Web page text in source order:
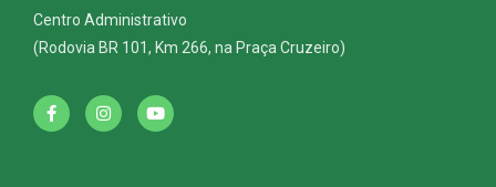
Centro Administrativo
(Rodovia BR 101, Km 266, na Praça Cruzeiro)